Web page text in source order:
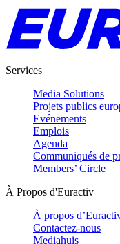
Services
Media Solutions
Projets publics
Evénements
Emplois
Agenda
Communiqués de
Members’ Circle
À Propos d'Euractiv
À propos
Contactez-nous
Mediahuis